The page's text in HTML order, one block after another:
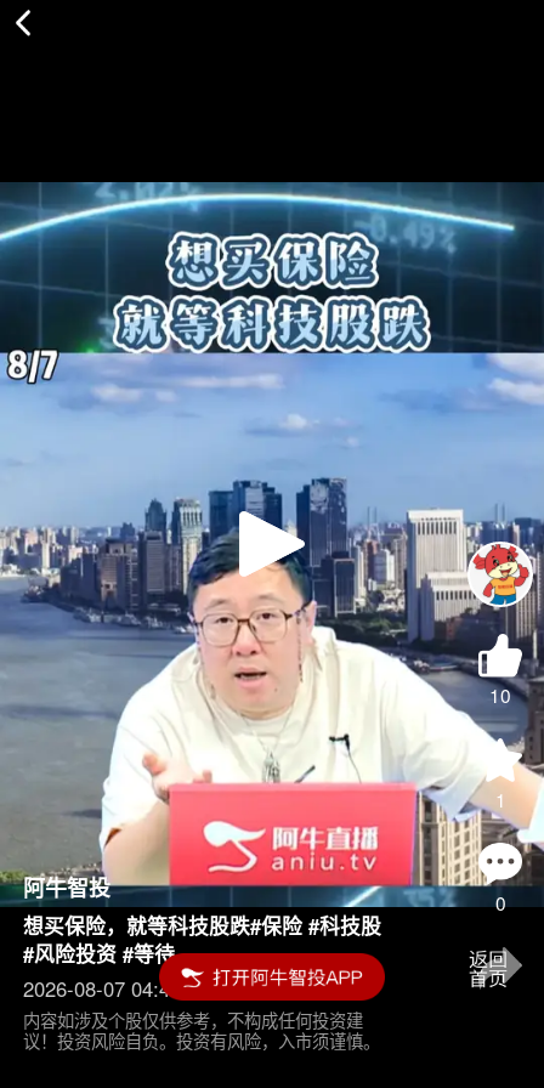
Play
Video
10
1
0
阿牛智投
想买保险，就等科技股跌#保险 #科技股
#风险投资 #等待
2026-08-07 04:45
内容如涉及个股仅供参考，不构成任何投资建
议！投资风险自负。投资有风险，入市须谨慎。